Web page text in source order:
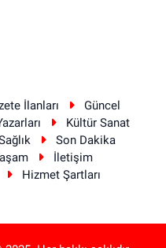
İlanları
Güncel
Kültür Sanat
Son Dakika
İletişim
Hizmet Şartları